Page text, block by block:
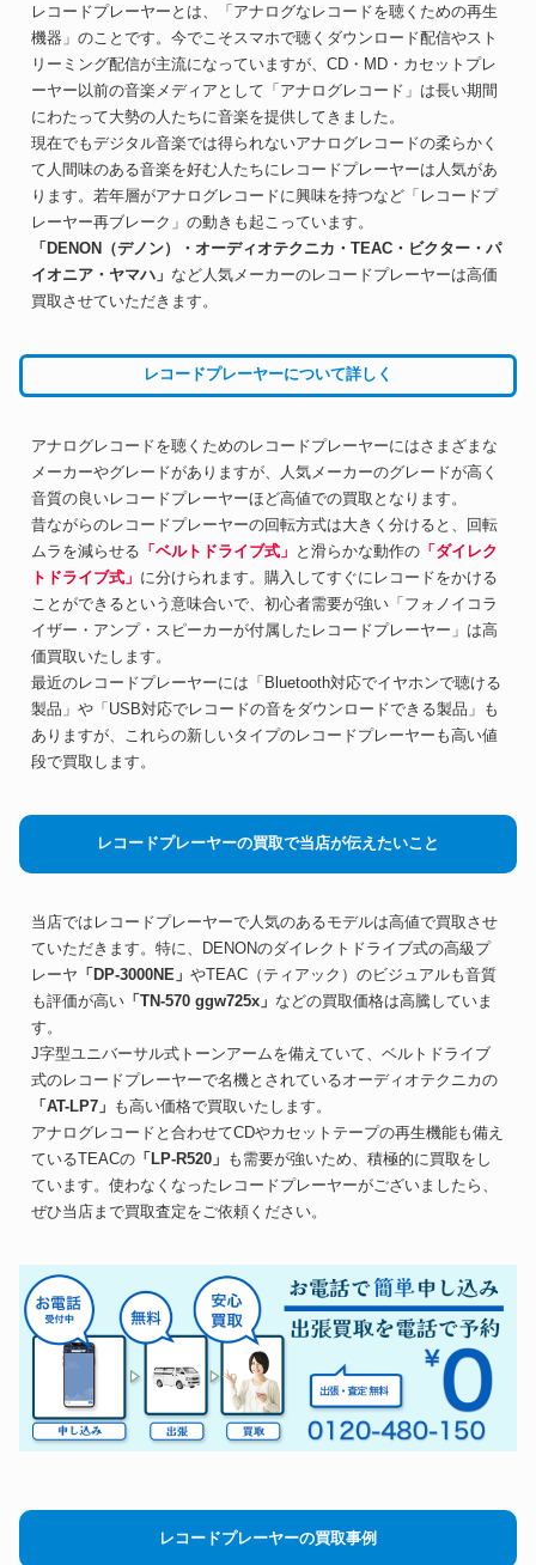
レコードプレーヤーとは、「アナログなレコードを聴くための再生
機器」のことです。今でこそスマホで聴くダウンロード配信やスト
リーミング配信が主流になっていますが、CD・MD・カセットプレ
ーヤー以前の音楽メディアとして「アナログレコード」は長い期間
にわたって大勢の人たちに音楽を提供してきました。
現在でもデジタル音楽では得られないアナログレコードの柔らかく
て人間味のある音楽を好む人たちにレコードプレーヤーは人気があ
ります。若年層がアナログレコードに興味を持つなど「レコードプ
レーヤー再ブレーク」の動きも起こっています。
「DENON（デノン）・オーディオテクニカ・TEAC・ビクター・パ
イオニア・ヤマハ」 など人気メーカーのレコードプレーヤーは高価
買取させていただきます。
レコードプレーヤーについて詳しく
アナログレコードを聴くためのレコードプレーヤーにはさまざまな
メーカーやグレードがありますが、人気メーカーのグレードが高く
音質の良いレコードプレーヤーほど高値での買取となります。
昔ながらのレコードプレーヤーの回転方式は大きく分けると、回転
ムラを減らせる 「ベルトドライブ式」 と滑らかな動作の 「ダイレク
トドライブ式」 に分けられます。購入してすぐにレコードをかける
ことができるという意味合いで、初心者需要が強い「フォノイコラ
イザー・アンプ・スピーカーが付属したレコードプレーヤー」は高
価買取いたします。
最近のレコードプレーヤーには「Bluetooth対応でイヤホンで聴ける
製品」や「USB対応でレコードの音をダウンロードできる製品」も
ありますが、これらの新しいタイプのレコードプレーヤーも高い値
段で買取します。
レコードプレーヤーの買取で当店が伝えたいこと
当店ではレコードプレーヤーで人気のあるモデルは高値で買取させ
ていただきます。特に、DENONのダイレクトドライブ式の高級プ
レーヤ 「DP-3000NE」 やTEAC（ティアック）のビジュアルも音質
も評価が高い 「TN-570 ggw725x」 などの買取価格は高騰していま
す。
J字型ユニバーサル式トーンアームを備えていて、ベルトドライブ
式のレコードプレーヤーで名機とされているオーディオテクニカの
「AT-LP7」 も高い価格で買取いたします。
アナログレコードと合わせてCDやカセットテープの再生機能も備え
ているTEACの 「LP-R520」 も需要が強いため、積極的に買取をし
ています。使わなくなったレコードプレーヤーがございましたら、
ぜひ当店まで買取査定をご依頼ください。
レコードプレーヤーの買取事例